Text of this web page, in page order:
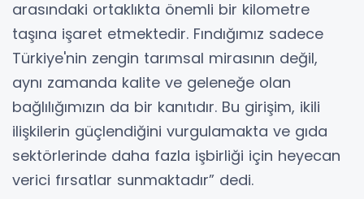
arasındaki ortaklıkta önemli bir kilometre
taşına işaret etmektedir. Fındığımız sadece
Türkiye'nin zengin tarımsal mirasının değil,
aynı zamanda kalite ve geleneğe olan
bağlılığımızın da bir kanıtıdır. Bu girişim, ikili
ilişkilerin güçlendiğini vurgulamakta ve gıda
sektörlerinde daha fazla işbirliği için heyecan
verici fırsatlar sunmaktadır” dedi.